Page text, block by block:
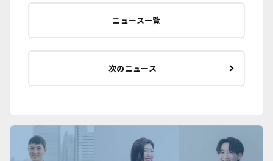
ニュース一覧
次のニュース